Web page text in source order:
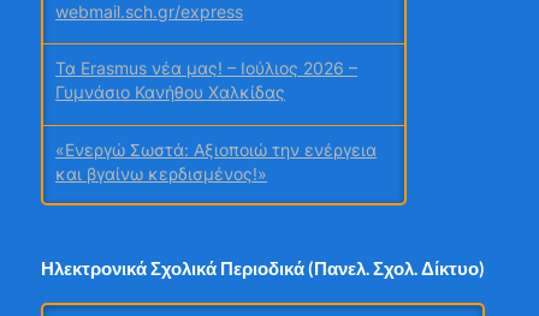
webmail.sch.gr/express
Τα Erasmus νέα μας! – Ιούλιος 2026 –
Γυμνάσιο Κανήθου Χαλκίδας
«Ενεργώ Σωστά: Αξιοποιώ την ενέργεια
και βγαίνω κερδισμένος!»
Ηλεκτρονικά Σχολικά Περιοδικά (Πανελ. Σχολ. Δίκτυο)